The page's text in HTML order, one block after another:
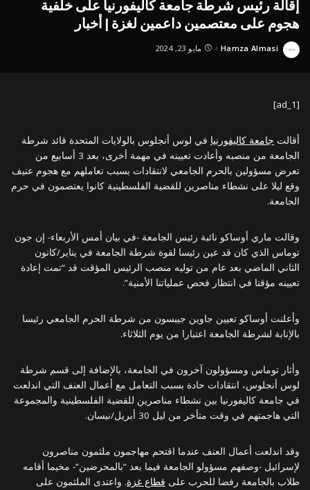
إقالة رئيس شرطة جامعة كاليفورنيا على خلفية
هجوم على معتصمين داعمين لغزة | أخبار
Posted
Hamza Almasi مايو 23, 2024
[ad_1]
أقالت جامعة كاليفورنيا في لوس أنجلوس بالولايات المتحدة قائد شرطة
الجامعة من منصبه وأعادت تعيينه في مهمة أخرى، بعد 3 أسابيع من
تعرض مسؤولين بالحرم الجامعي لانتقادات بسبب تعاملهم مع هجوم عنيف
وقع ليلا على نشطاء مناصرين للقضية الفلسطينية كانوا يعتصمون في حرم
الجامعة.
وقالت ماري أوساكو نائبة رئيس الجامعة -في بيان أمس الأربعاء- إن جون
توماس الذي كان قد عين رئيسا لقوة شرطة الجامعة في يناير/كانون
الثاني الماضي بعد عام من توليه منصب الرئيس المؤقت قد “تمت إعادة
تعيينه مؤقتا في انتظار فحص عملياتنا الأمنية”.
وأعلنت أوساكو تعيين جاوين جيبسون من شرطة الحرم الجامعي رئيسا
بالإنابة لشرطة الجامعة اعتبارا من يوم الثلاثاء.
وأثار توماس ومسؤولون آخرون في الجامعة، بالإضافة إلى قسم شرطة
لوس أنجلوس، انتقادات حادة بسبب التعامل مع أعمال العنف التي اندلعت
في جامعة كاليفورنيا بين نشطاء مناصرين للقضية الفلسطينية والمجموعة
التي هاجمتهم في وقت متأخر من ليل 30 أبريل/نيسان.
وقد اندلعت أعمال العنف عندما اقتحم مهاجمون ملثمون مناصرون
لإسرائيل -وصفهم مسؤولو الجامعة فيما بعد “بالمحرضين”- مخيما أقامه
طلاب بالجامعة رفضا للحرب على قطاع غزة. واعتدى الملثمون على